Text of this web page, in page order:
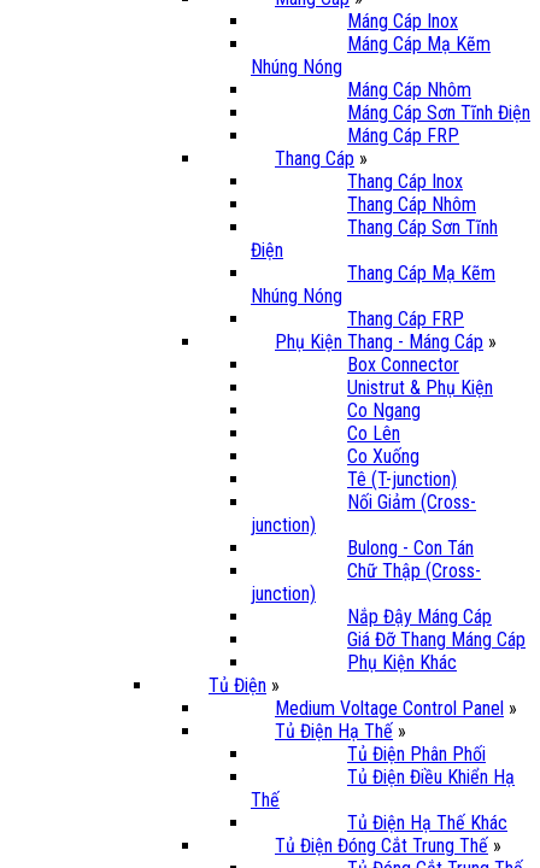
Máng Cáp Inox
Máng Cáp Mạ Kẽm
Nhúng Nóng
Máng Cáp Nhôm
Máng Cáp Sơn Tĩnh Điện
Máng Cáp FRP
Thang Cáp »
Thang Cáp Inox
Thang Cáp Nhôm
Thang Cáp Sơn Tĩnh
Điện
Thang Cáp Mạ Kẽm
Nhúng Nóng
Thang Cáp FRP
Phụ Kiện Thang - Máng Cáp »
Box Connector
Unistrut & Phụ Kiện
Co Ngang
Co Lên
Co Xuống
Tê (T-junction)
Nối Giảm (Cross-
junction)
Bulong - Con Tán
Chữ Thập (Cross-
junction)
Nắp Đậy Máng Cáp
Giá Đỡ Thang Máng Cáp
Phụ Kiện Khác
Tủ Điện »
Medium Voltage Control Panel »
Tủ Điện Hạ Thế »
Tủ Điện Phân Phối
Tủ Điện Điều Khiển Hạ
Thế
Tủ Điện Hạ Thế Khác
Tủ Điện Đóng Cắt Trung Thế »